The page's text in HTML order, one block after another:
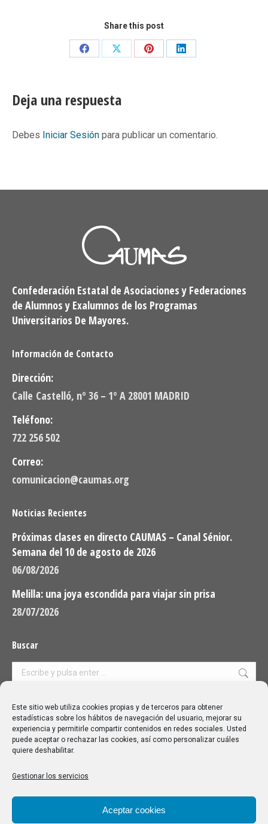
Este sitio web utiliza cookies propias y de terceros para obtener
estadísticas sobre los hábitos de navegación del usuario, mejorar su
experiencia y permitirle compartir contenidos en redes sociales. Usted
puede aceptar o rechazar las cookies, así como personalizar cuáles
quiere deshabilitar.
Gestionar los servicios
Aceptar cookies
Share this post
Share
Share
Share
Share
Deja una respuesta
Debes Iniciar Sesión para publicar un comentario.
Confederación Estatal de Asociaciones y Federaciones
de Alumnos y Exalumnos de los Programas
Universitarios De Mayores.
Información de Contacto
Dirección:
Calle Castelló, nº 36 – 1º A 28001 MADRID
Teléfono:
722 256 502
Correo:
comunicacion@caumas.org
Noticias Recientes
Próximas clases en directo CAUMAS – Canal Sénior.
Semana del 10 de agosto de 2026
06/08/2026
Melilla: una joya escondida para viajar sin prisa
28/07/2026
Buscar
Buscar:
Aviso Legal|Política de privacidad|Política de cookies